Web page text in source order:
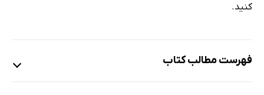
کنید.
فهرست مطالب کتاب